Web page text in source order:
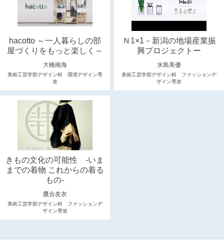
hacotto ～一人暮らしの部
屋づくりをもっと楽しく～
大橋南海
美術工芸学部デザイン科 環境デザイン専
攻
Ｎ1×1－新潟の地場産業振
興プロジェクトー
水島美優
美術工芸学部デザイン科 ファッションデ
ザイン専攻
きもの文化の可能性 -いま
までの着物 これからの着る
もの-
鷹合友衣
美術工芸学部デザイン科 ファッションデ
ザイン専攻